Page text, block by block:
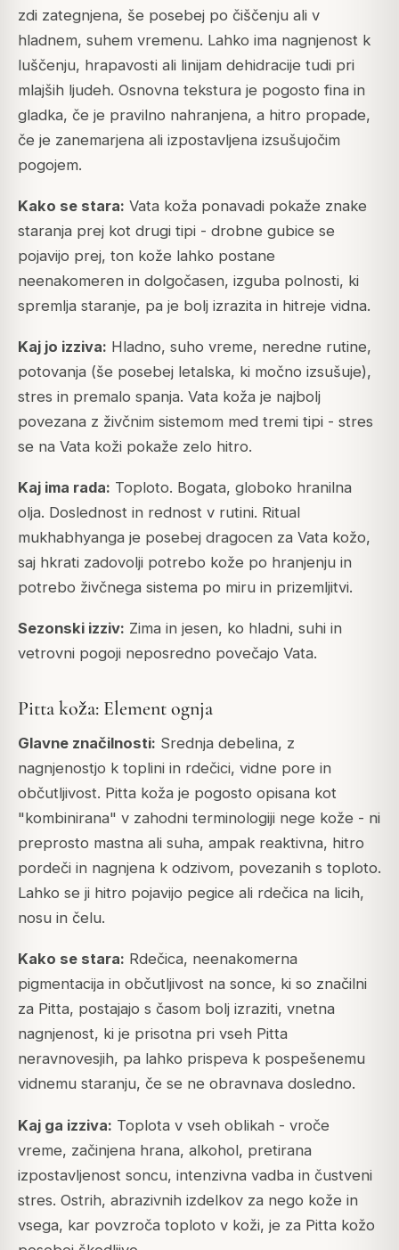
zdi zategnjena, še posebej po čiščenju ali v
hladnem, suhem vremenu. Lahko ima nagnjenost k
luščenju, hrapavosti ali linijam dehidracije tudi pri
mlajših ljudeh. Osnovna tekstura je pogosto fina in
gladka, če je pravilno nahranjena, a hitro propade,
če je zanemarjena ali izpostavljena izsušujočim
pogojem.
Kako se stara: Vata koža ponavadi pokaže znake
staranja prej kot drugi tipi - drobne gubice se
pojavijo prej, ton kože lahko postane
neenakomeren in dolgočasen, izguba polnosti, ki
spremlja staranje, pa je bolj izrazita in hitreje vidna.
Kaj jo izziva: Hladno, suho vreme, neredne rutine,
potovanja (še posebej letalska, ki močno izsušuje),
stres in premalo spanja. Vata koža je najbolj
povezana z živčnim sistemom med tremi tipi - stres
se na Vata koži pokaže zelo hitro.
Kaj ima rada: Toploto. Bogata, globoko hranilna
olja. Doslednost in rednost v rutini. Ritual
mukhabhyanga je posebej dragocen za Vata kožo,
saj hkrati zadovolji potrebo kože po hranjenju in
potrebo živčnega sistema po miru in prizemljitvi.
Sezonski izziv: Zima in jesen, ko hladni, suhi in
vetrovni pogoji neposredno povečajo Vata.
Pitta koža: Element ognja
Glavne značilnosti: Srednja debelina, z
nagnjenostjo k toplini in rdečici, vidne pore in
občutljivost. Pitta koža je pogosto opisana kot
"kombinirana" v zahodni terminologiji nege kože - ni
preprosto mastna ali suha, ampak reaktivna, hitro
pordeči in nagnjena k odzivom, povezanih s toploto.
Lahko se ji hitro pojavijo pegice ali rdečica na licih,
nosu in čelu.
Kako se stara: Rdečica, neenakomerna
pigmentacija in občutljivost na sonce, ki so značilni
za Pitta, postajajo s časom bolj izraziti, vnetna
nagnjenost, ki je prisotna pri vseh Pitta
neravnovesjih, pa lahko prispeva k pospešenemu
vidnemu staranju, če se ne obravnava dosledno.
Kaj ga izziva: Toplota v vseh oblikah - vroče
vreme, začinjena hrana, alkohol, pretirana
izpostavljenost soncu, intenzivna vadba in čustveni
stres. Ostrih, abrazivnih izdelkov za nego kože in
vsega, kar povzroča toploto v koži, je za Pitta kožo